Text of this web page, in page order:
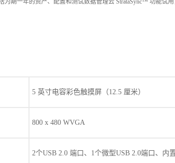
为期一年的资产、配置和测试数据管理云 StrataSync™ 功能试
5 英寸电容彩色触摸屏（12.5 厘米）
800 x 480 WVGA
2个USB 2.0 端口、1个微型USB 2.0端口、内